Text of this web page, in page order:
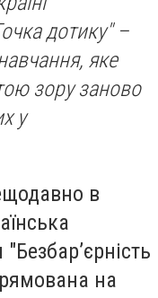
дотику" –
яке
зору заново
у
в
на